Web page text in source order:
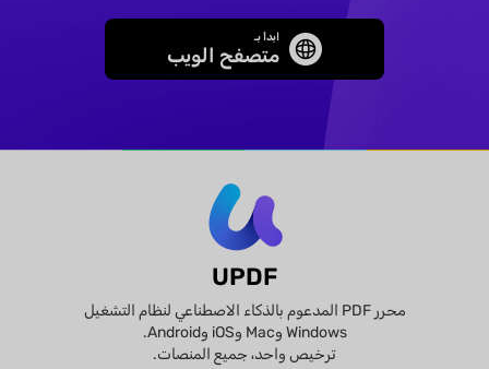
ابدأ بـ
متصفح الويب
UPDF
محرر PDF المدعوم بالذكاء الاصطناعي لنظام التشغيل
Windows وMac وiOS وAndroid.
ترخيص واحد، جميع المنصات.